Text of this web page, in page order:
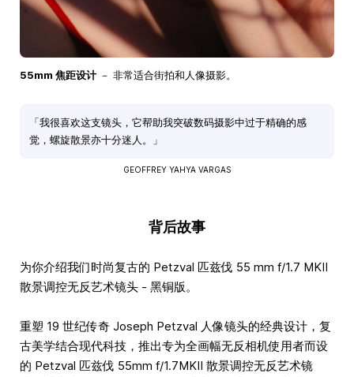
55mm 焦距设计－ 非常适合街拍和人像摄影。
「我很喜欢这支镜头，它帮助我突破数码摄影中过于精确的感
觉，螺旋散景亦十分迷人。」
GEOFFREY YAHYA VARGAS
背后故事
为你介绍我们时尚复古的 Petzval 匹兹伐 55 mm f/1.7 MKII
散景调控无反艺术镜头 - 黑铜版。
重塑 19 世纪传奇 Joseph Petzval 人像镜头的经典设计，复
古美学结合现代科技，推出专为全画幅无反相机使用者而设
的 Petzval 匹兹伐 55mm f/1.7MKII 散景调控无反艺术镜